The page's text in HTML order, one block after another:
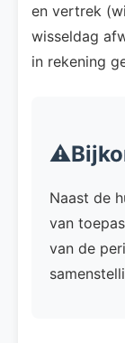
en vertrek
wisseldag
in rekening
Naast de
van
van de